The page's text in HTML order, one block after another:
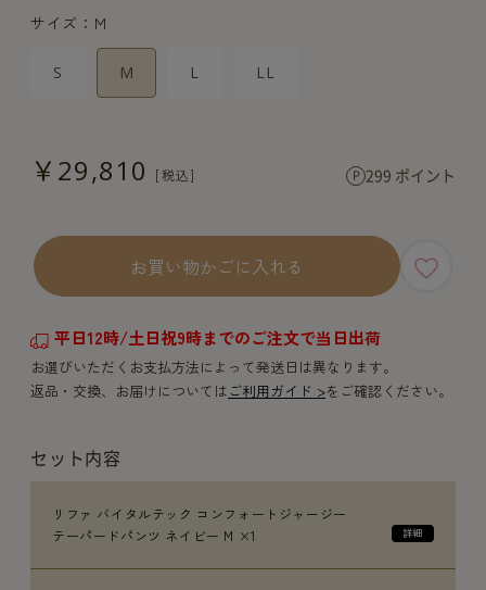
サイズ：M
S M L LL
￥29,810 299 ポイント
お買い物かごに入れる
平日12時/土日祝9時までのご注文で当日出荷
お選びいただくお支払方法によって発送日は異なります。
返品・交換、お届けについてはご利用ガイド >をご確認ください。
セット内容
リファ バイタルテック コンフォートジャージー
テーパードパンツ ネイビー M ×1